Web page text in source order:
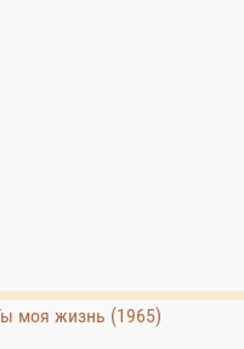
моя жизнь (1965)